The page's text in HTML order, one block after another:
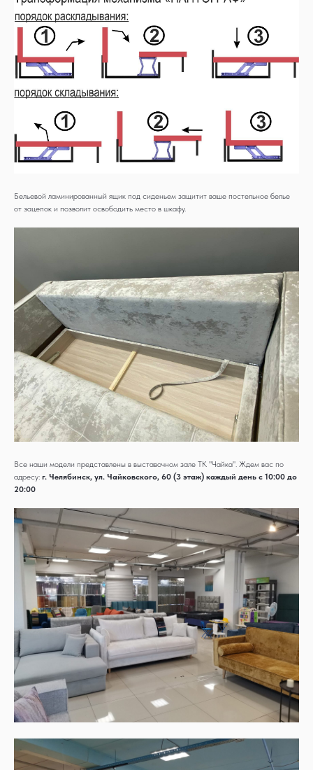
Бельевой ламинированный ящик под сиденьем защитит ваше постельное белье
от зацепок и позволит освободить место в шкафу.
Все наши модели представлены в выставочном зале ТК "Чайка". Ждем вас по
адресу: г. Челябинск, ул. Чайковского, 60 (3 этаж) каждый день с 10:00 до
20:00